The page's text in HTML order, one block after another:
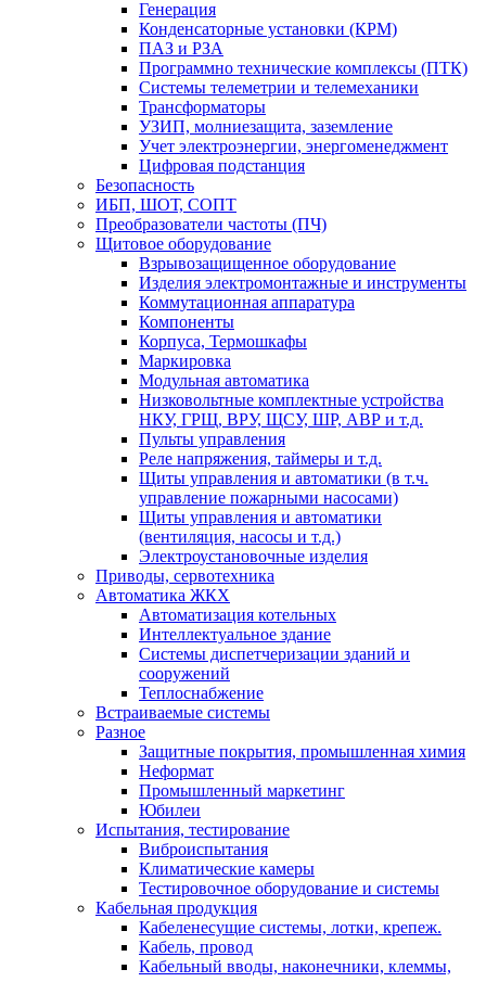
Генерация
Конденсаторные установки (КРМ)
ПАЗ и РЗА
Программно технические комплексы (ПТК)
Системы телеметрии и телемеханики
Трансформаторы
УЗИП, молниезащита, заземление
Учет электроэнергии, энергоменеджмент
Цифровая подстанция
Безопасность
ИБП, ШОТ, СОПТ
Преобразователи частоты (ПЧ)
Щитовое оборудование
Взрывозащищенное оборудование
Изделия электромонтажные и инструменты
Коммутационная аппаратура
Компоненты
Корпуса, Термошкафы
Маркировка
Модульная автоматика
Низковольтные комплектные устройства
НКУ, ГРЩ, ВРУ, ЩСУ, ШР, АВР и т.д.
Пульты управления
Реле напряжения, таймеры и т.д.
Щиты управления и автоматики (в т.ч.
управление пожарными насосами)
Щиты управления и автоматики
(вентиляция, насосы и т.д.)
Электроустановочные изделия
Приводы, сервотехника
Автоматика ЖКХ
Автоматизация котельных
Интеллектуальное здание
Системы диспетчеризации зданий и
сооружений
Теплоснабжение
Встраиваемые системы
Разное
Защитные покрытия, промышленная химия
Неформат
Промышленный маркетинг
Юбилеи
Испытания, тестирование
Виброиспытания
Климатические камеры
Тестировочное оборудование и системы
Кабельная продукция
Кабеленесущие системы, лотки, крепеж.
Кабель, провод
Кабельный вводы, наконечники, клеммы,